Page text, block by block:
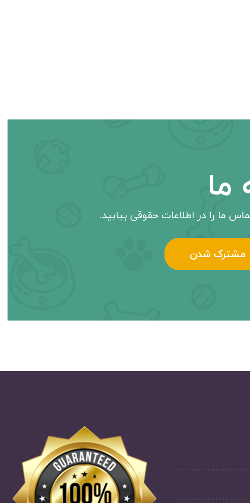
ما
ما را در اطلاعات حقوقی بیابید.